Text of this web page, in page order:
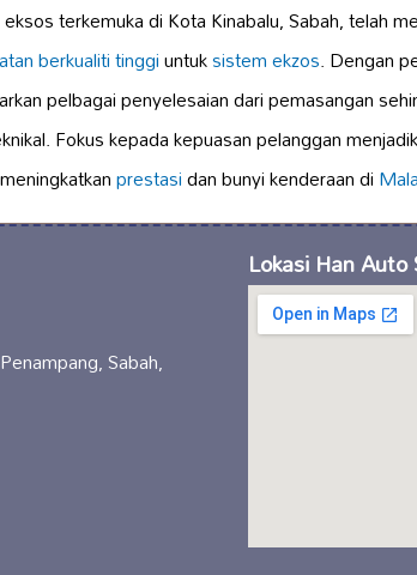
terkemuka di Kota Kinabalu, Sabah, telah
berkualiti tinggiuntuksistem ekzos. Dengan
pelbagai penyelesaian dari pemasangan
Fokus kepada kepuasan pelanggan
prestasidan bunyi kenderaan di
Sabah,
Lokasi Han Auto